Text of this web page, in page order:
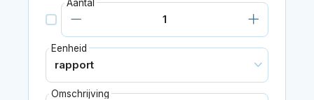
Aantal
Eenheid
Omschrijving